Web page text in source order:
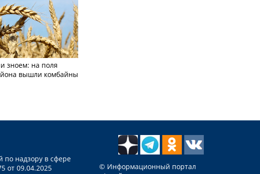
зноем: на поля
вышли комбайны
по надзору в сфере
от 09.04.2025
© Информационный портал